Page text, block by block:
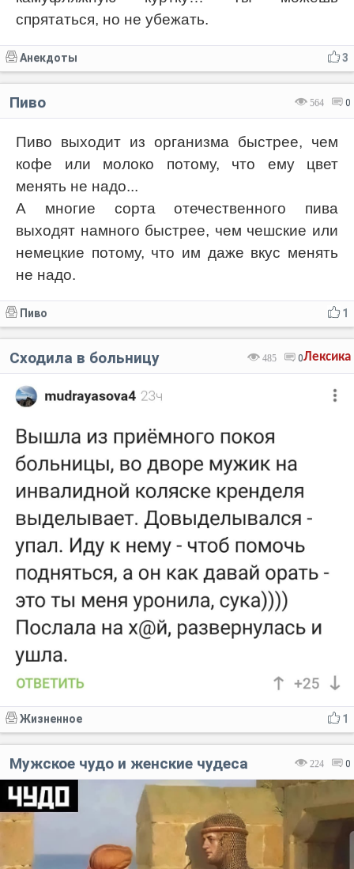
спрятаться, но не убежать.
3
Анекдоты
564 0
Пиво
Пиво выходит из организма быстрее, чем
кофе или молоко потому, что ему цвет
менять не надо...
А многие сорта отечественного пива
выходят намного быстрее, чем чешские или
немецкие потому, что им даже вкус менять
не надо.
1
Пиво
Лексика
485 0
Сходила в больницу
1
Жизненное
224 0
Мужское чудо и женские чудеса